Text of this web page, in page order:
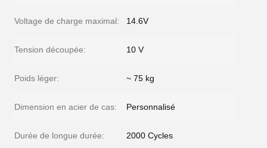
Voltage de charge maximal: 14.6V
Tension découpée: 10 V
Poids léger: ~ 75 kg
Dimension en acier de cas: Personnalisé
Durée de longue durée: 2000 Cycles